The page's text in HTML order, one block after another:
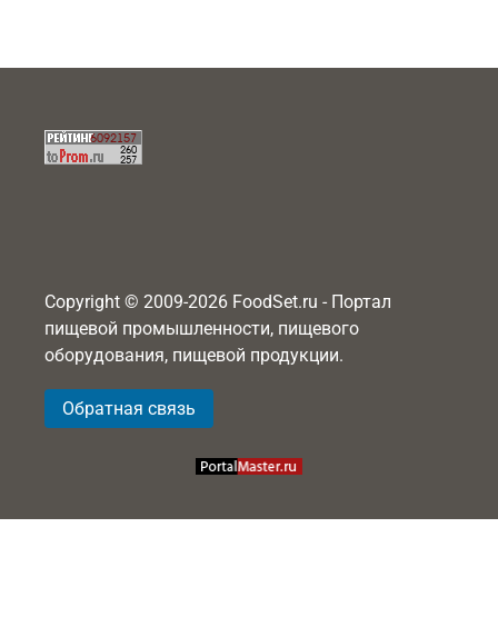
Copyright © 2009-2026 FoodSet.ru - Портал
пищевой промышленности, пищевого
оборудования, пищевой продукции.
Обратная связь